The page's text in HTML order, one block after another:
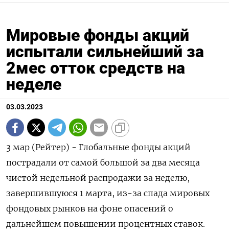
Мировые фонды акций
испытали сильнейший за
2мес отток средств на
неделе
03.03.2023
3 мар (Рейтер) - Глобальные фонды акций
пострадали от самой большой за два месяца
чистой недельной распродажи за неделю,
завершившуюся 1 марта, из-за спада мировых
фондовых рынков на фоне опасений о
дальнейшем повышении процентных ставок.